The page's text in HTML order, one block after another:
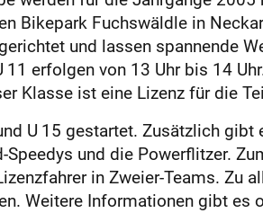
Bikepark Fuchswäldle in
und ­lassen spannende
erfolgen von 13 Uhr bis 14
Klasse ist eine Lizenz für die
U 15 gestartet. Zusätzlich
und die Powerflitzer.
in Zweier-Teams. Zu
Weitere Informationen gibt es